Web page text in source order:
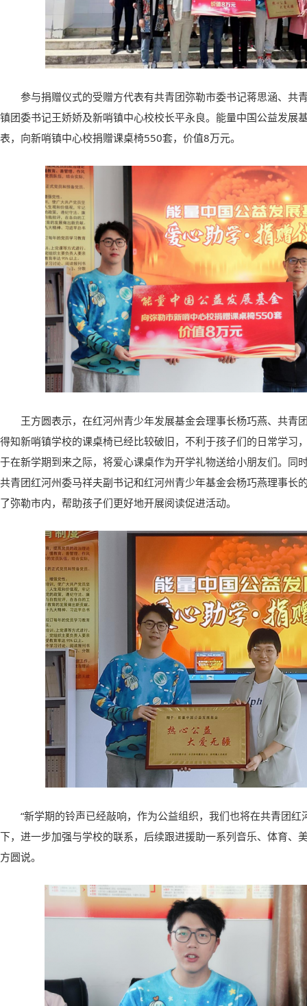
参与捐赠仪式的受赠方代表有共青团弥勒市委书记蒋思涵、共
镇团委书记王娇娇及新哨镇中心校校长平永良。能量中国公益发展
表，向新哨镇中心校捐赠课桌椅550套，价值8万元。
王方圆表示，在红河州青少年发展基金会理事长杨巧燕、共青
得知新哨镇学校的课桌椅已经比较破旧，不利于孩子们的日常学习
于在新学期到来之际，将爱心课桌作为开学礼物送给小朋友们。同
共青团红河州委马祥夫副书记和红河州青少年基金会杨巧燕理事长
了弥勒市内，帮助孩子们更好地开展阅读促进活动。
“新学期的铃声已经敲响，作为公益组织，我们也将在共青团
下，进一步加强与学校的联系，后续跟进援助一系列音乐、体育、
方圆说。